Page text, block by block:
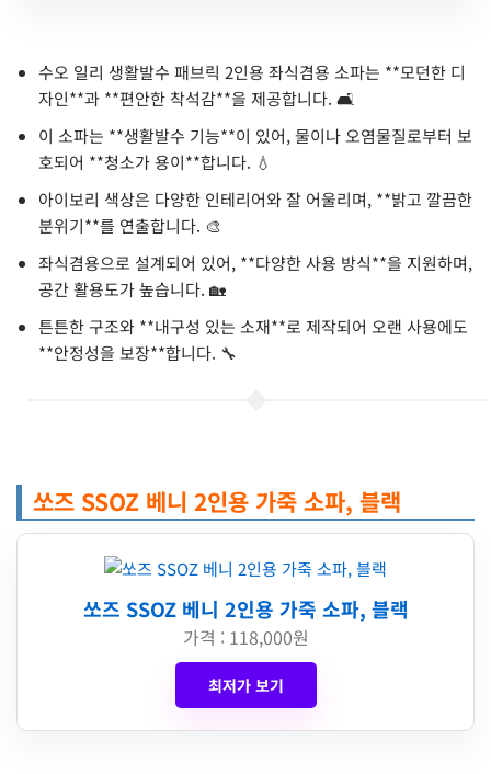
수오 일리 생활발수 패브릭 2인용 좌식겸용 소파는 **모던한 디
자인**과 **편안한 착석감**을 제공합니다. 🛋️
이 소파는 **생활발수 기능**이 있어, 물이나 오염물질로부터 보
호되어 **청소가 용이**합니다. 💧
아이보리 색상은 다양한 인테리어와 잘 어울리며, **밝고 깔끔한
분위기**를 연출합니다. 🎨
좌식겸용으로 설계되어 있어, **다양한 사용 방식**을 지원하며,
공간 활용도가 높습니다. 🏡
튼튼한 구조와 **내구성 있는 소재**로 제작되어 오랜 사용에도
**안정성을 보장**합니다. 🔧
쏘즈 SSOZ 베니 2인용 가죽 소파, 블랙
쏘즈 SSOZ 베니 2인용 가죽 소파, 블랙
가격 : 118,000원
최저가 보기